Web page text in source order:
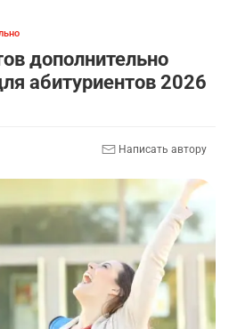
дополнительно
абитуриентов 2026
Написать автору